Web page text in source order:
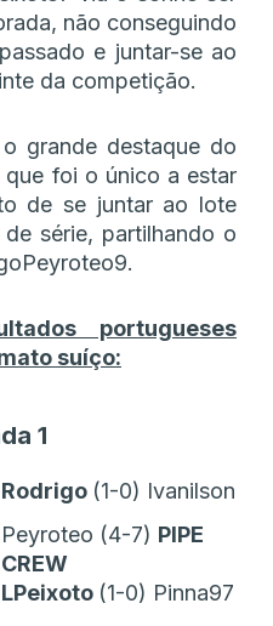
não conseguindo
e juntar-se ao
da competição.
grande destaque do
foi o único a estar
de se juntar ao lote
série, partilhando o
portugueses
suíço:
1
Rodrigo (1-0) Ivanilson
Peyroteo (4-7) PIPE
CREW
LPeixoto (1-0) Pinna97